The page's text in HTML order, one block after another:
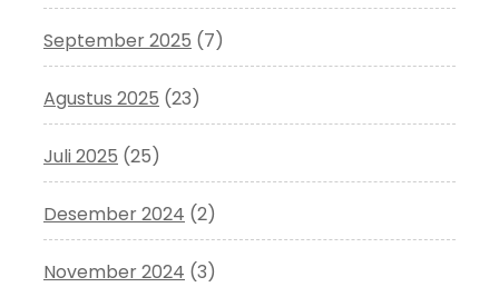
September 2025 (7)
Agustus 2025 (23)
Juli 2025 (25)
Desember 2024 (2)
November 2024 (3)